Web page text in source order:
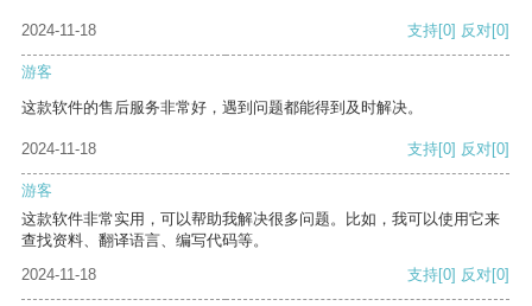
2024-11-18 支持[0] 反对[0]
游客
这款软件的售后服务非常好，遇到问题都能得到及时解决。
2024-11-18 支持[0] 反对[0]
游客
这款软件非常实用，可以帮助我解决很多问题。比如，我可以使用它来
查找资料、翻译语言、编写代码等。
2024-11-18
支持[0] 反对[0]